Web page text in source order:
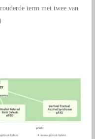
term met twee van